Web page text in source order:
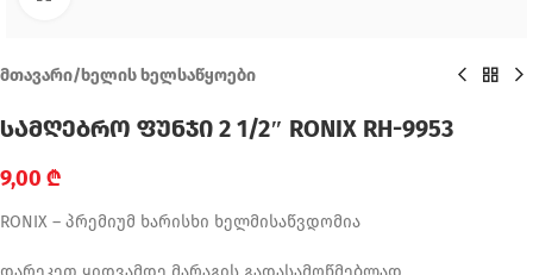
მთავარი/ხელის ხელსაწყოები
სამღებრო ფუნჯი 2 1/2″ RONIX RH-9953
9,00 ₾
RONIX – პრემიუმ ხარისხი ხელმისაწვდომია